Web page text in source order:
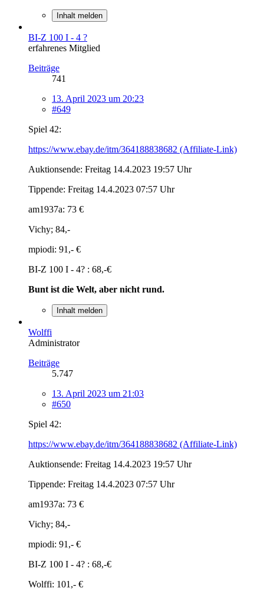
Inhalt melden
BI-Z 100 I - 4 ?
erfahrenes Mitglied
Beiträge
741
13. April 2023 um 20:23
#649
Spiel 42:
https://www.ebay.de/itm/364188838682 (Affiliate-Link)
Auktionsende: Freitag 14.4.2023 19:57 Uhr
Tippende: Freitag 14.4.2023 07:57 Uhr
am1937a: 73 €
Vichy; 84,-
mpiodi: 91,- €
BI-Z 100 I - 4? : 68,-€
Bunt ist die Welt, aber nicht rund.
Inhalt melden
Wolffi
Administrator
Beiträge
5.747
13. April 2023 um 21:03
#650
Spiel 42:
https://www.ebay.de/itm/364188838682 (Affiliate-Link)
Auktionsende: Freitag 14.4.2023 19:57 Uhr
Tippende: Freitag 14.4.2023 07:57 Uhr
am1937a: 73 €
Vichy; 84,-
mpiodi: 91,- €
BI-Z 100 I - 4? : 68,-€
Wolffi: 101,- €